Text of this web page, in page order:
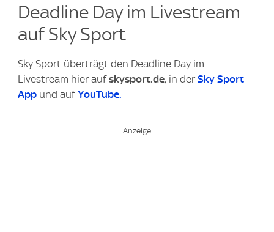
Deadline Day im Livestream
auf Sky Sport
Sky Sport überträgt den Deadline Day im
Livestream hier aufskysport.de, in der Sky Sport
App und aufYouTube.